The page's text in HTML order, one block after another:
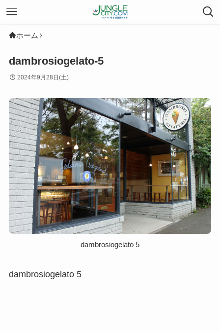
ホーム
dambrosiogelato-5
2024年9月28日(土)
dambrosiogelato 5
dambrosiogelato 5